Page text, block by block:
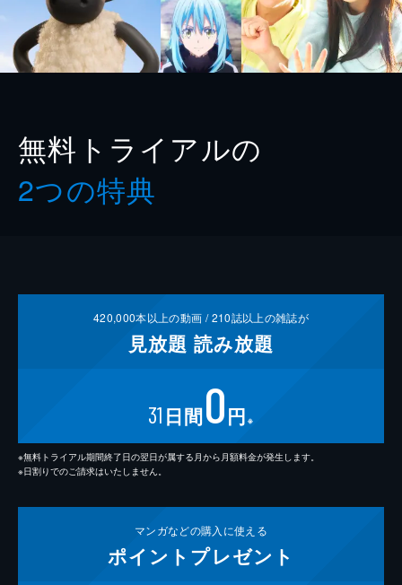
無料トライアルの
2つの特典
420,000本以上の動画 /210誌以上の雑誌が
見放題 読み放題
31 日間0円 ※
※無料トライアル期間終了日の翌日が属する月から月額料金が発生します。
※日割りでのご請求はいたしません。
マンガなどの購入に使える
ポイント プレゼント